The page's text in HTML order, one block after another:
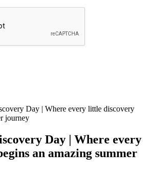
Day | Where every little discovery
journey
Day | Where every
an amazing summer